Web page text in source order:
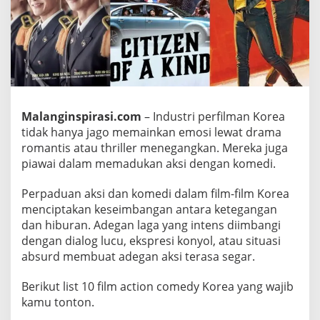
l
m
A
c
t
o
o
e
d
y
K
o
e
Malanginspirasi.com – Industri perfilman Korea
tidak hanya jago memainkan emosi lewat drama
romantis atau thriller menegangkan. Mereka juga
piawai dalam memadukan aksi dengan komedi.
Perpaduan aksi dan komedi dalam film-film Korea
menciptakan keseimbangan antara ketegangan
dan hiburan. Adegan laga yang intens diimbangi
dengan dialog lucu, ekspresi konyol, atau situasi
absurd membuat adegan aksi terasa segar.
Berikut list 10 film action comedy Korea yang wajib
kamu tonton.